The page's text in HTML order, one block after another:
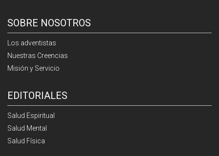
SOBRE NOSOTROS
Los adventistas
Nuestras Creencias
Misión y Servicio
EDITORIALES
Salud Espiritual
Salud Mental
Salud Física